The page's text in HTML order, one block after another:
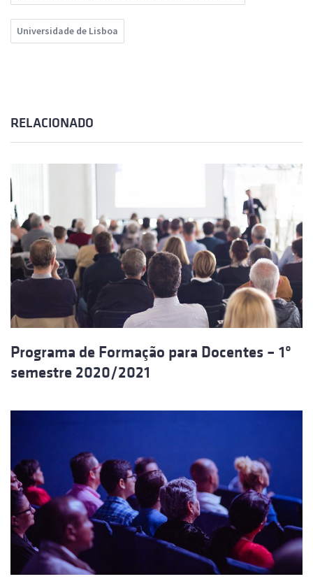
Universidade de Lisboa
RELACIONADO
Programa de Formação para Docentes – 1º
semestre 2020/2021